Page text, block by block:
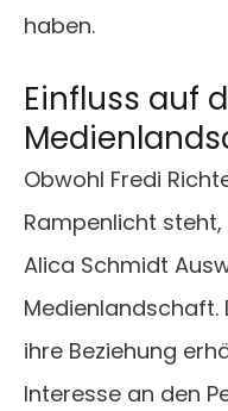
haben.
Einfluss auf
Obwohl Fredi
Rampenlicht
Alica Schmidt
Medienlandschaft.
ihre Beziehung
Interesse an den